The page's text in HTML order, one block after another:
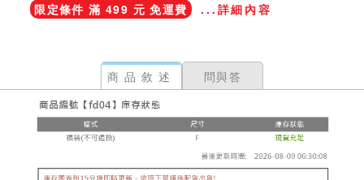
限定條件 滿 499 元 免運費
...詳細內容
商品敘述 問與答